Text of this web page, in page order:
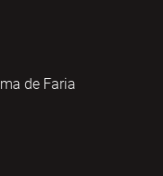
de Faria